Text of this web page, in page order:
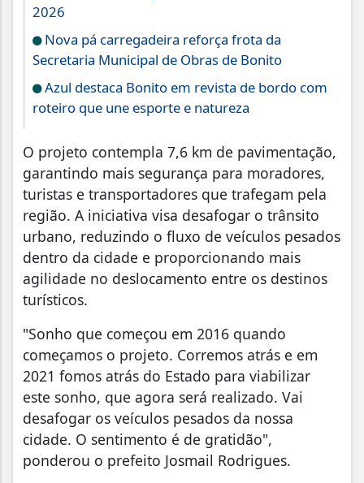
2026
Nova pá carregadeira reforça frota da
Secretaria Municipal de Obras de Bonito
Azul destaca Bonito em revista de bordo com
roteiro que une esporte e natureza
O projeto contempla 7,6 km de pavimentação,
garantindo mais segurança para moradores,
turistas e transportadores que trafegam pela
região. A iniciativa visa desafogar o trânsito
urbano, reduzindo o fluxo de veículos pesados
dentro da cidade e proporcionando mais
agilidade no deslocamento entre os destinos
turísticos.
"Sonho que começou em 2016 quando
começamos o projeto. Corremos atrás e em
2021 fomos atrás do Estado para viabilizar
este sonho, que agora será realizado. Vai
desafogar os veículos pesados da nossa
cidade. O sentimento é de gratidão",
ponderou o prefeito Josmail Rodrigues.